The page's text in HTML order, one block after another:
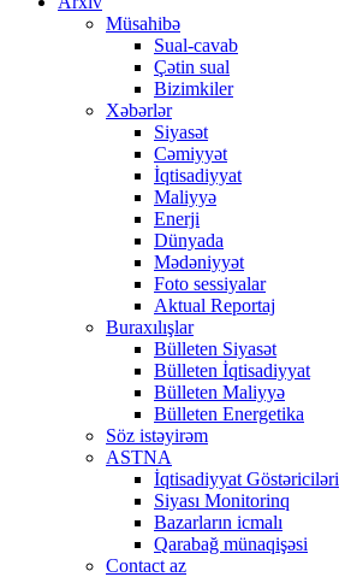
Müsahibə
Sual-cavab
Çətin sual
Bizimkiler
Xəbərlər
Siyasət
Cəmiyyət
İqtisadiyyat
Maliyyə
Enerji
Dünyada
Mədəniyyət
Foto sessiyalar
Aktual Reportaj
Buraxılışlar
Bülleten Siyasət
Bülleten İqtisadiyyat
Bülleten Maliyyə
Bülleten Energetika
Söz istəyirəm
ASTNA
İqtisadiyyat Göstəriciləri
Siyası Monitorinq
Bazarların icmalı
Qarabağ münaqişəsi
Contact az